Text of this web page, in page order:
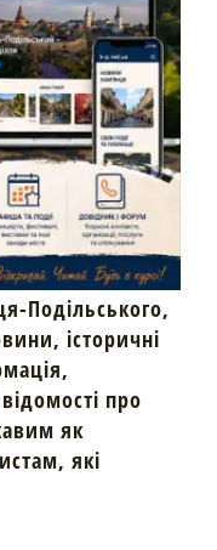
Подільського,
історичні
про
як
які